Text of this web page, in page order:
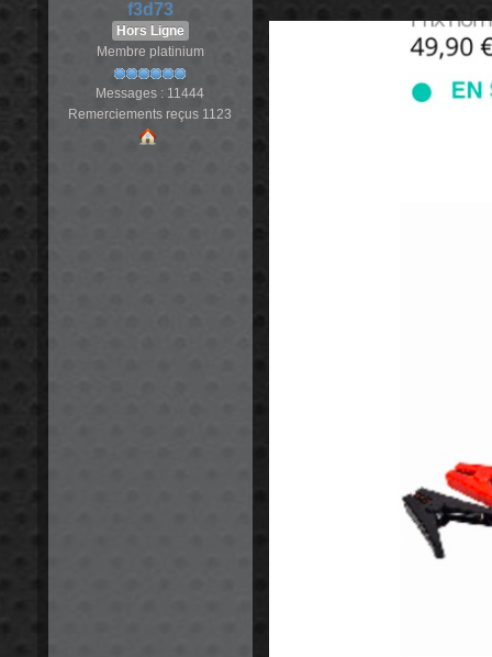
f3d73
Hors Ligne
Membre platinium
Messages : 11444
Remerciements reçus 1123